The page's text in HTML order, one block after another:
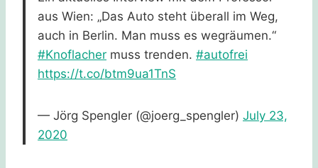
aus Wien: „Das Auto steht überall im Weg,
auch in Berlin. Man muss es wegräumen.“
#Knoflacher muss trenden. #autofrei
https://t.co/btm9ua1TnS
— Jörg Spengler (@joerg_spengler) July 23,
2020